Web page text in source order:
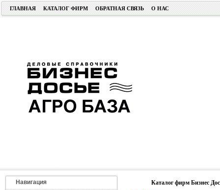
ГЛАВНАЯ КАТАЛОГ ФИРМ ОБРАТНАЯ СВЯЗЬ О НАС
Навигация
Каталог фирм Бизнес